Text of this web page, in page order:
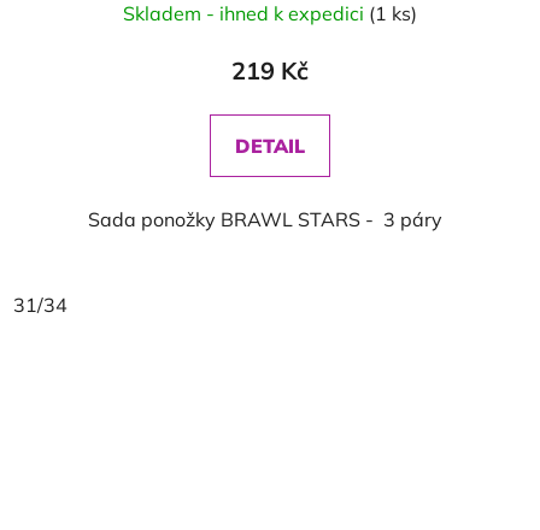
Skladem - ihned k expedici (1 ks)
219 Kč
DETAIL
Sada ponožky BRAWL STARS - 3 páry
31/34